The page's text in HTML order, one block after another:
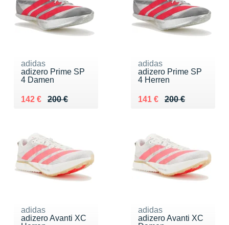
adidas
adizero Prime SP
4 Damen
200 €
Au lieu de 200 €
142 €
Vendu 142 €
adidas
adizero Prime SP
4 Herren
200 €
Au lieu de 200 €
141 €
Vendu 141 €
adidas
adizero Avanti XC
adidas
adizero Avanti XC